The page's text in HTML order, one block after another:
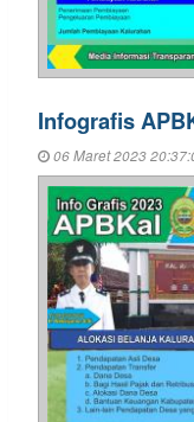
Infografis
06 Maret 2023